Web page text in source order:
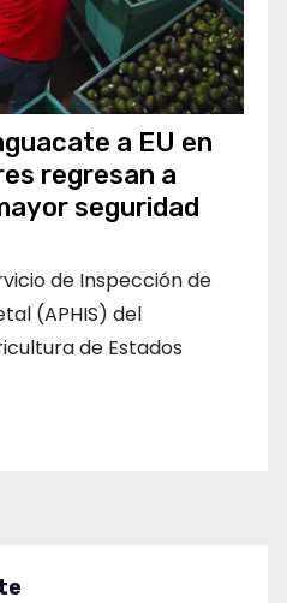
a EU en
regresan a
seguridad
de Inspección de
(APHIS) del
de Estados